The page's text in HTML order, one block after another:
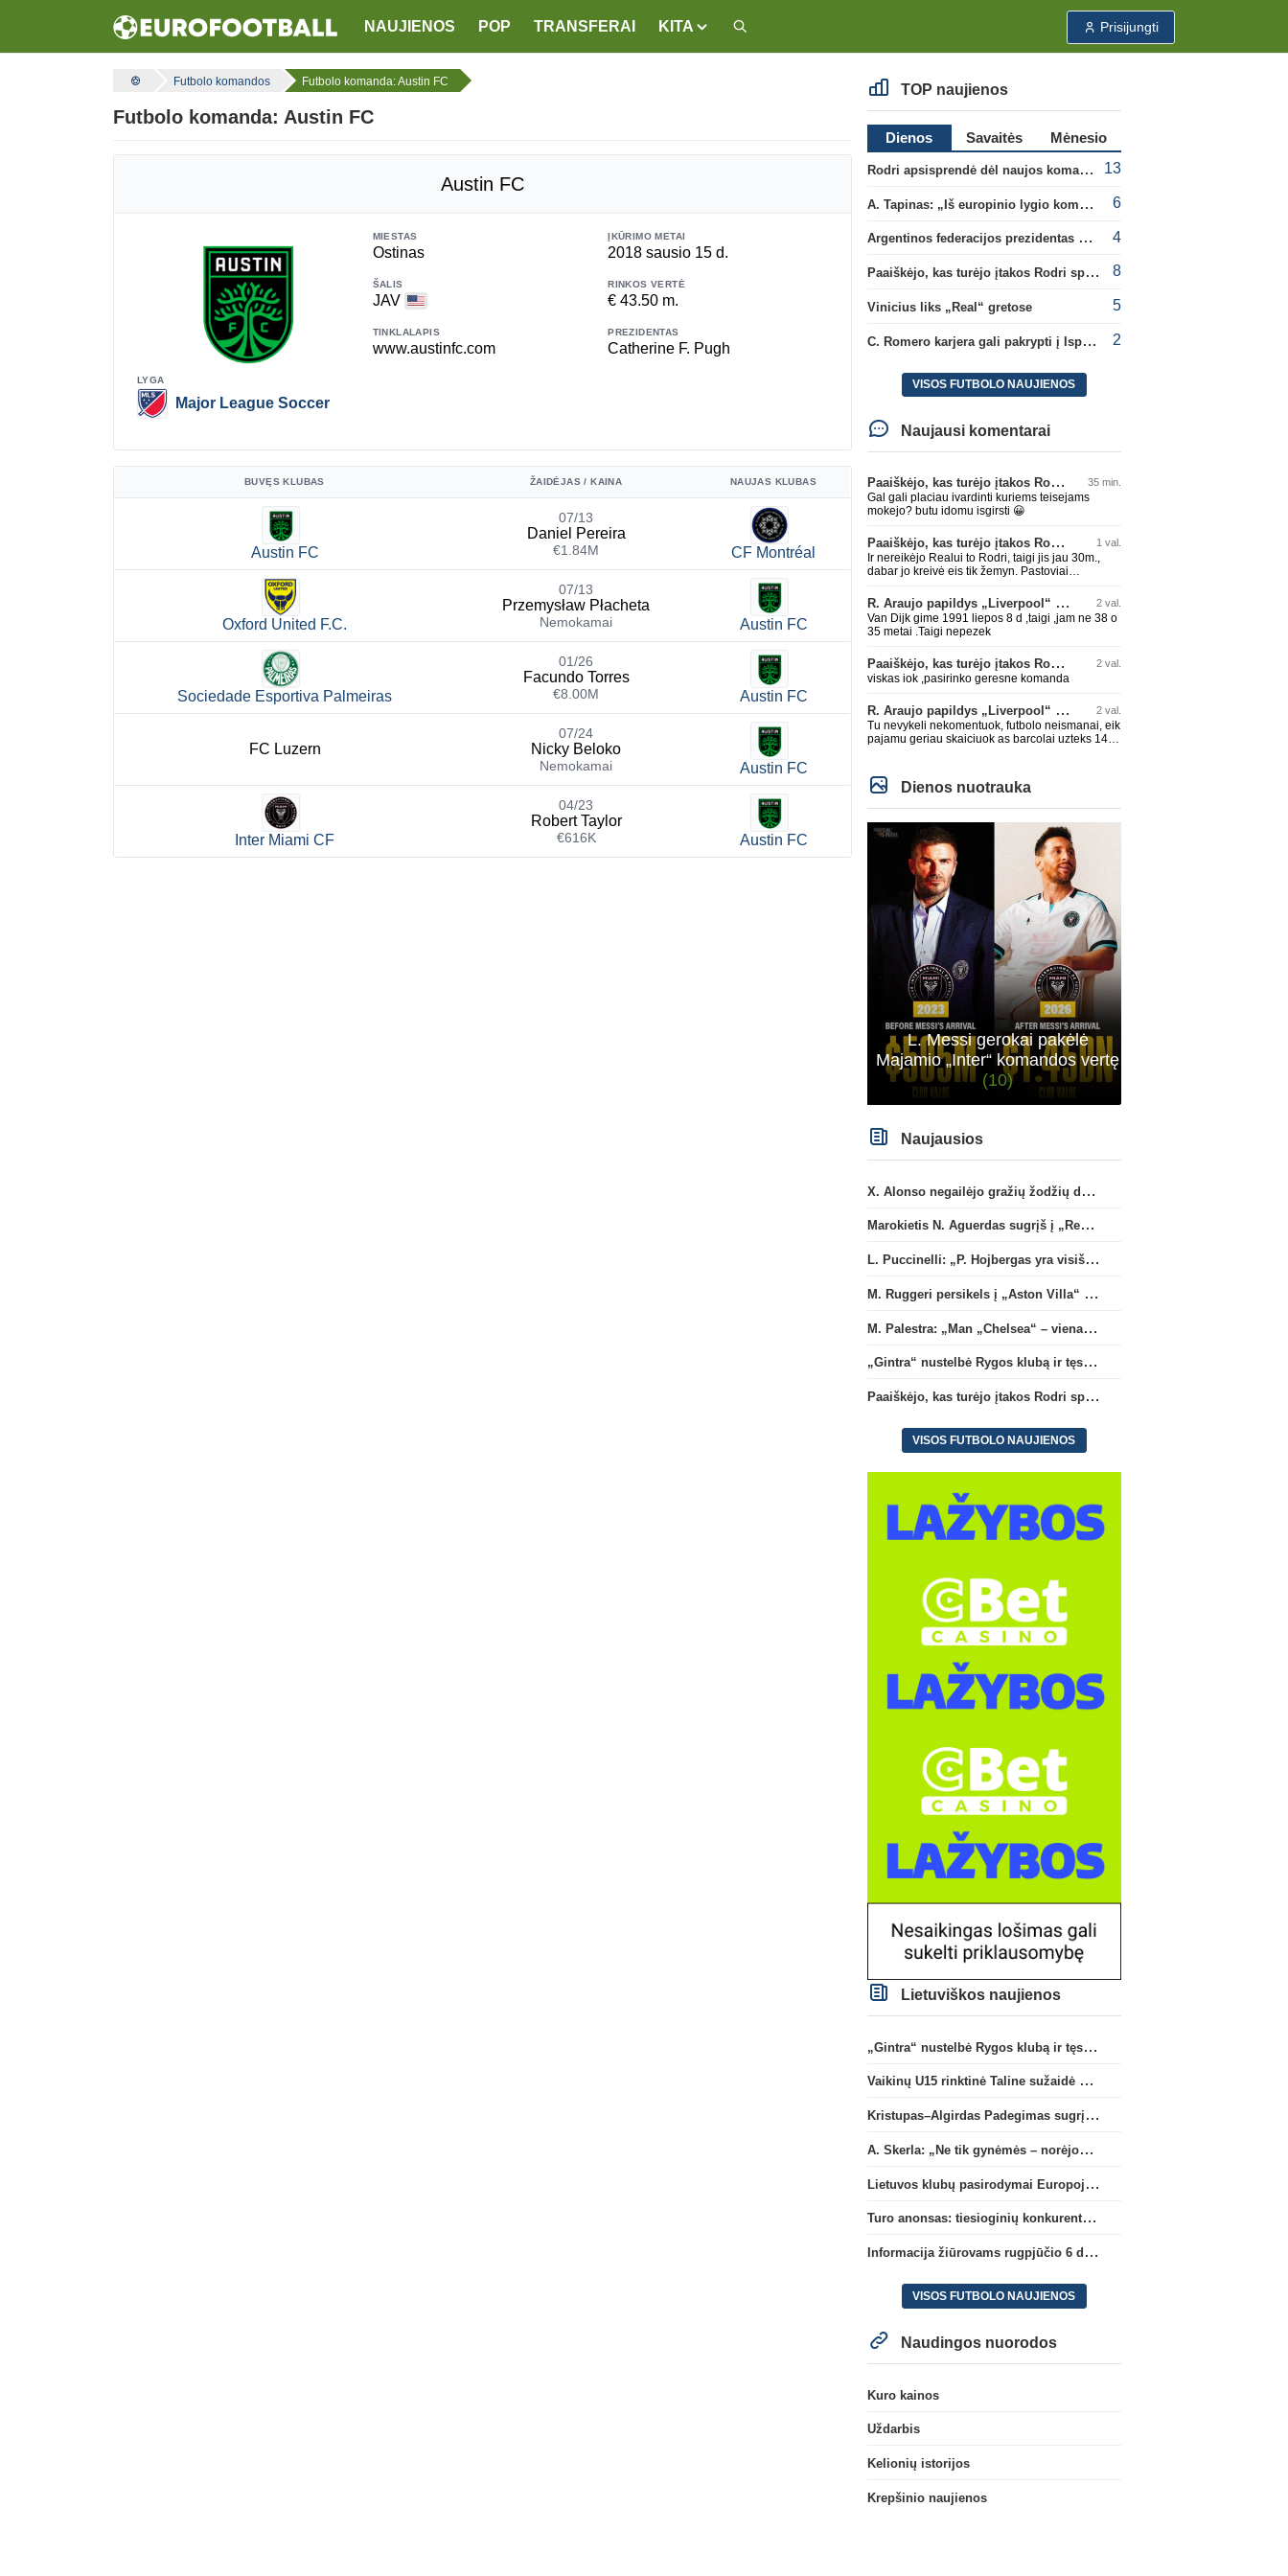
NAUJIENOS POP TRANSFERAI KITA Prisijungti
Futbolo komandos Futbolo komanda: Austin FC
Futbolo komanda: Austin FC
Austin FC
MIESTAS
Ostinas
ĮKŪRIMO METAI
2018 sausio 15 d.
ŠALIS
JAV
RINKOS VERTĖ
€ 43.50 m.
TINKLALAPIS
www.austinfc.com
PREZIDENTAS
Catherine F. Pugh
LYGA
Major League Soccer
BUVĘS KLUBAS ŽAIDĖJAS / KAINA NAUJAS KLUBAS
Austin FC
07/13
Daniel Pereira
€1.84M CF Montréal
Oxford United F.C.
07/13
Przemysław Płacheta
Nemokamai Austin FC
Sociedade Esportiva Palmeiras
01/26
Facundo Torres
€8.00M Austin FC
FC Luzern
07/24
Nicky Beloko
Nemokamai Austin FC
Inter Miami CF
04/23
Robert Taylor
€616K Austin FC
TOP naujienos
Dienos Savaitės
Mėnesio
Rodri apsisprendė dėl naujos komandos
13
A. Tapinas: „Iš europinio lygio komandos gavom gerų pamokų“ 6
Argentinos federacijos prezidentas C. Tapia negailėjo pagyrų G. Infantino 4
Paaiškėjo, kas turėjo įtakos Rodri sprendimui pasirinkti Barselonos pusę 8
Vinicius liks „Real“ gretose 5
C. Romero karjera gali pakrypti į Ispaniją 2
VISOS FUTBOLO NAUJIENOS
Naujausi komentarai
Paaiškėjo, kas turėjo įtakos Rodri sprendimui pasirinkti Barselonos pusę 35 min.
Gal gali placiau ivardinti kuriems teisejams
mokejo? butu idomu isgirsti 😀
Paaiškėjo, kas turėjo įtakos Rodri sprendimui pasirinkti Barselonos pusę 1 val.
Ir nereikėjo Realui to Rodri, taigi jis jau 30m.,
dabar jo kreivė eis tik žemyn. Pastoviai
darysis nugaros operaciją, tai kada grįš į aikštę?
Po pusės metų? Ne ne ačiū. Viskas gerai, Real
turi ir geresnių opcijų, Mauras viską sustatys į
vietas. Jeigu jis iš tikro būtų buvęs reikalingas,
ne šiaip sau paleidžia jį. Sėkmės jam Barcoje,
galės su savo korešais iš rinktinės kartu pažaisti
R. Araujo papildys „Liverpool“ klubą 2 val.
Van Dijk gime 1991 liepos 8 d ,taigi ,jam ne 38 o
35 metai .Taigi nepezek
Paaiškėjo, kas turėjo įtakos Rodri sprendimui pasirinkti Barselonos pusę 2 val.
viskas iok ,pasirinko geresne komanda
R. Araujo papildys „Liverpool“ klubą 2 val.
Tu nevykeli nekomentuok, futbolo neismanai, eik
pajamu geriau skaiciuok as barcolai uzteks 140
Dienos nuotrauka
L. Messi gerokai pakėlė
Majamio „Inter“ komandos vertę
(10)
Naujausios
X. Alonso negailėjo gražių žodžių dabartiniam savo klubui „Chelsea“
Marokietis N. Aguerdas sugrįš į „Real Sociedad“ klubą
L. Puccinelli: „P. Hojbergas yra visiškai susitelkęs darbui Marselyje“
M. Ruggeri persikels į „Aston Villa“ ekipą
M. Palestra: „Man „Chelsea“ – vienas didžiausių klubų futbole“
„Gintra“ nustelbė Rygos klubą ir tęs kovas UEFA Europos taurės atrankoje
Paaiškėjo, kas turėjo įtakos Rodri sprendimui pasirinkti Barselonos pusę
VISOS FUTBOLO NAUJIENOS
Lietuviškos naujienos
„Gintra“ nustelbė Rygos klubą ir tęs kovas UEFA Europos taurės atrankoje
Vaikinų U15 rinktinė Taline sužaidė pirmąsias kontrolines rungtynes
Kristupas–Algirdas Padegimas sugrįžta į FC „Hegelmann” B sudėtį
A. Skerla: „Ne tik gynėmės – norėjome atakuoti“
Lietuvos klubų pasirodymai Europoje: patirti pralaimėjimai Kroatijos atstovams
Turo anonsas: tiesioginių konkurentų dvikova Gargžduose
Informacija žiūrovams rugpjūčio 6 d. UEFA rungtynėms
VISOS FUTBOLO NAUJIENOS
Naudingos nuorodos
Kuro kainos
Uždarbis
Kelionių istorijos
Krepšinio naujienos